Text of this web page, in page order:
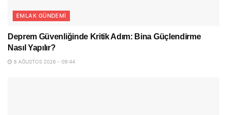
EMLAK GÜNDEMI
Deprem Güvenliğinde Kritik Adım: Bina Güçlendirme
Nasıl Yapılır?
8 AĞUSTOS 2026 - 09:44